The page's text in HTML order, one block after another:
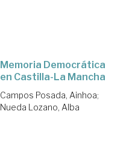
Memoria Democrática
en Castilla-La Mancha
Campos Posada, Ainhoa;
Nueda Lozano, Alba